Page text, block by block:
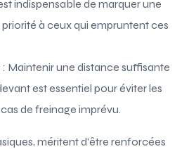
indispensable de marquer une
priorité à ceux qui empruntent ces
Maintenir une distance suffisante
est essentiel pour éviter les
de freinage imprévu.
méritent d’être renforcées